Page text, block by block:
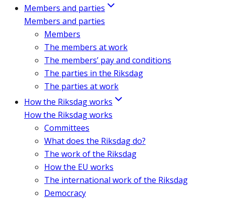
Members and parties
Members and parties
Members
The members at work
The members’ pay and conditions
The parties in the Riksdag
The parties at work
How the Riksdag works
How the Riksdag works
Committees
What does the Riksdag do?
The work of the Riksdag
How the EU works
The international work of the Riksdag
Democracy